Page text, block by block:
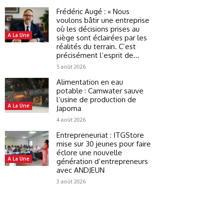
A La Une
Frédéric Augé : « Nous
voulons bâtir une entreprise
où les décisions prises au
siège sont éclairées par les
réalités du terrain. C’est
précisément l’esprit de...
5 août 2026
A La Une
Alimentation en eau
potable : Camwater sauve
l’usine de production de
Japoma
4 août 2026
A La Une
Entrepreneuriat : ITGStore
mise sur 30 jeunes pour faire
éclore une nouvelle
génération d’entrepreneurs
avec ANDJEUN
3 août 2026